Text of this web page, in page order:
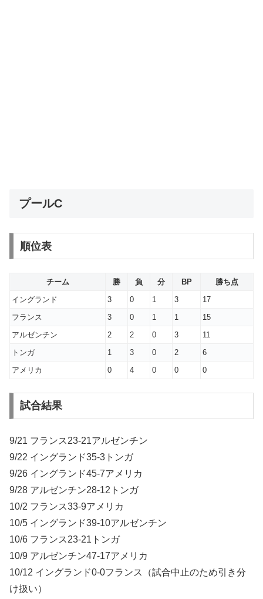
プールC
順位表
チーム 勝 負 分 BP
勝ち点
イングランド
3 0 1 3
17
フランス
3 0 1 1
15
アルゼンチン
2 2 0 3
11
トンガ
1 3 0 2
6
アメリカ
0 4 0 0 0
試合結果
9/21 フランス23-21アルゼンチン
9/22 イングランド35-3トンガ
9/26 イングランド45-7アメリカ
9/28 アルゼンチン28-12トンガ
10/2 フランス33-9アメリカ
10/5 イングランド39-10アルゼンチン
10/6 フランス23-21トンガ
10/9 アルゼンチン47-17アメリカ
10/12 イングランド0-0フランス（試合中止のため引き分
け扱い）